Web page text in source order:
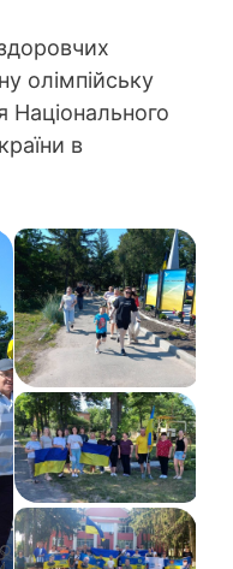
олімпійську
Національного
в